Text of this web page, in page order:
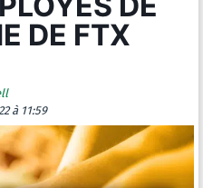
DE FTX
à 11:59